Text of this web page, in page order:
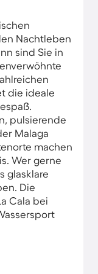
Nachtleben
sind Sie in
die ideale
pulsierende
Malaga
machen
Wer gerne
glasklare
Die
Cala bei